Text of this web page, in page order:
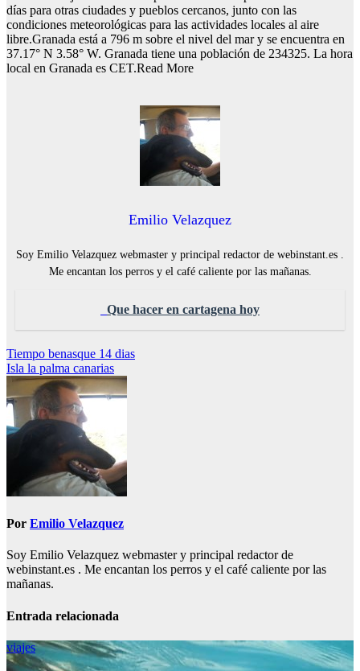
días para otras ciudades y pueblos cercanos, junto con las
condiciones meteorológicas para las actividades locales al aire
libre.Granada está a 796 m sobre el nivel del mar y se encuentra en
37.17° N 3.58° W. Granada tiene una población de 234325. La hora
local en Granada es CET.Read More
Emilio Velazquez
Soy Emilio Velazquez webmaster y principal redactor de webinstant.es .
Me encantan los perros y el café caliente por las mañanas.
Que hacer en cartagena hoy
Navegación
de
entradas
Tiempo benasque 14 dias
Isla la palma canarias
Por Emilio Velazquez
Soy Emilio Velazquez webmaster y principal redactor de
webinstant.es . Me encantan los perros y el café caliente por las
mañanas.
Entrada relacionada
viajes